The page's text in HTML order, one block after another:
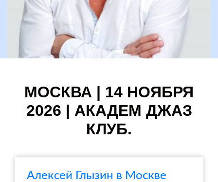
МОСКВА | 14 НОЯБРЯ
2026 | АКАДЕМ ДЖАЗ
КЛУБ.
Алексей Глызин в Москве